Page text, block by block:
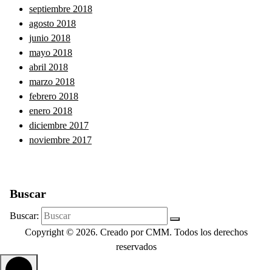
septiembre 2018
agosto 2018
junio 2018
mayo 2018
abril 2018
marzo 2018
febrero 2018
enero 2018
diciembre 2017
noviembre 2017
Buscar
Buscar:
Copyright © 2026. Creado por CMM. Todos los derechos
reservados